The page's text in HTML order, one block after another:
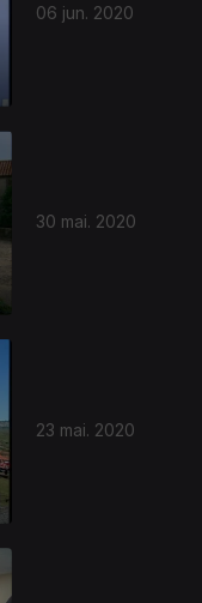
06 jun. 2020
30 mai. 2020
23 mai. 2020